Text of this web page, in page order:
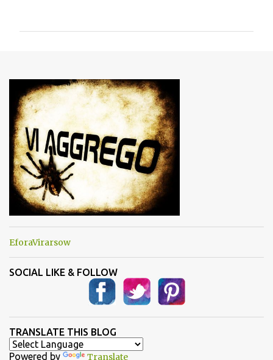
n
t
i
EforaVirarsow
SOCIAL LIKE & FOLLOW
TRANSLATE THIS BLOG
Powered by Translate